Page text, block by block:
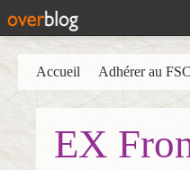
EX
Accueil Adhérer au FSC